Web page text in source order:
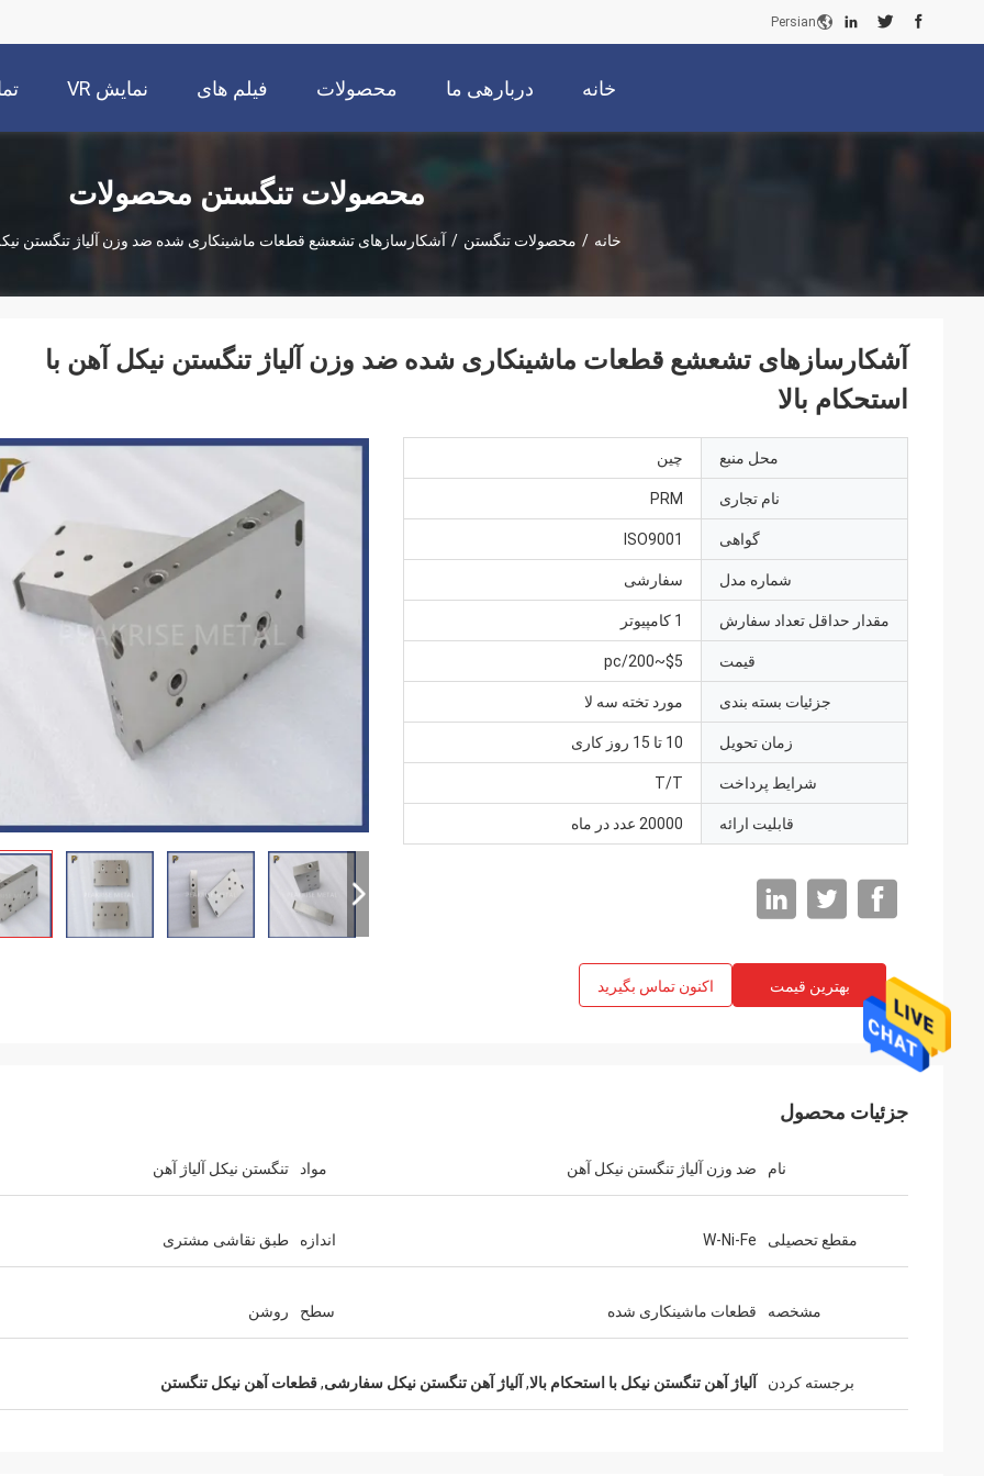
Persian
خانه دربارهی ما محصولات فیلم های نمایش VR
محصولات تنگستن محصولات
خانه / محصولات تنگستن / آشکارسازهای تشعشع قطعات ماشینکاری شده ضد وزن آلیاژ تنگستن نیکل
آشکارسازهای تشعشع قطعات ماشینکاری شده ضد وزن آلیاژ تنگستن نیکل آهن با
استحکام بالا
محل منبع چین
نام تجاری PRM
گواهی ISO9001
شماره مدل سفارشی
مقدار حداقل تعداد سفارش 1 کامپیوتر
قیمت $5~200/pc
جزئیات بسته بندی مورد تخته سه لا
زمان تحویل 10 تا 15 روز کاری
شرایط پرداخت T/T
قابلیت ارائه 20000 عدد در ماه
بهترین قیمت اکنون تماس بگیرید
جزئیات محصول
نام ضد وزن آلیاژ تنگستن نیکل آهن مواد تنگستن نیکل آلیاژ آهن
مقطع تحصیلی W-Ni-Fe اندازه طبق نقاشی مشتری
مشخصه قطعات ماشینکاری شده سطح روشن
برجسته کردن آلیاژ آهن تنگستن نیکل با استحکام بالا, آلیاژ آهن تنگستن نیکل سفارشی,قطعات آهن نیکل تنگستن